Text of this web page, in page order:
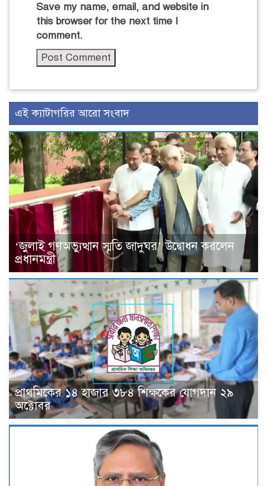
Save my name, email, and website in
this browser for the next time I
comment.
এই ক্যাটাগরির আরো সংবাদ
‘জুলাই গণঅভ্যুত্থান স্মৃতি জাদুঘর’ উদ্বোধন করলেন
প্রধানমন্ত্রী
প্রাথমিকের ১৪ হাজার ৩৮৪ শিক্ষকের যোগদান ২৯
অক্টোবর